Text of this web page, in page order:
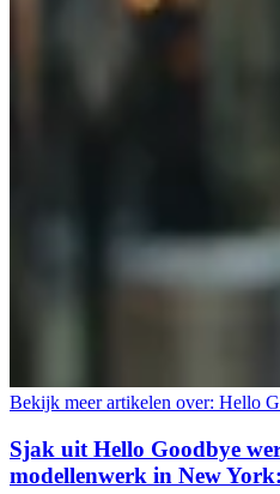
Bekijk meer artikelen over: Hello
Sjak uit Hello Goodbye
modellenwerk in New